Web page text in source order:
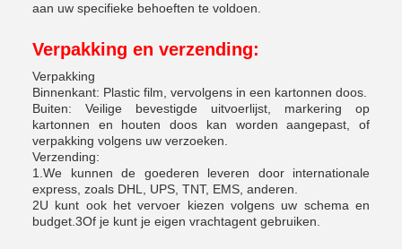
aan uw specifieke behoeften te voldoen.
Verpakking en verzending:
Verpakking
Binnenkant: Plastic film, vervolgens in een kartonnen doos.
Buiten: Veilige bevestigde uitvoerlijst, markering op
kartonnen en houten doos kan worden aangepast, of
verpakking volgens uw verzoeken.
Verzending:
1.We kunnen de goederen leveren door internationale
express, zoals DHL, UPS, TNT, EMS, anderen.
2U kunt ook het vervoer kiezen volgens uw schema en
budget.3Of je kunt je eigen vrachtagent gebruiken.